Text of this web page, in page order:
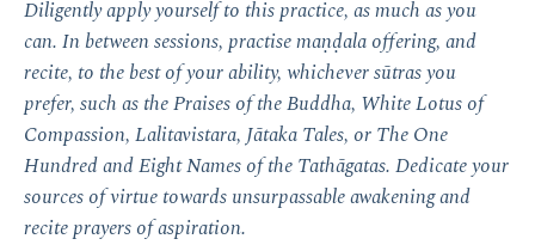
Diligently apply yourself to this practice, as much as you
can. In between sessions, practise maṇḍala offering, and
recite, to the best of your ability, whichever sūtras you
prefer, such as the Praises of the Buddha, White Lotus of
Compassion, Lalitavistara, Jātaka Tales, or The One
Hundred and Eight Names of the Tathāgatas. Dedicate your
sources of virtue towards unsurpassable awakening and
recite prayers of aspiration.